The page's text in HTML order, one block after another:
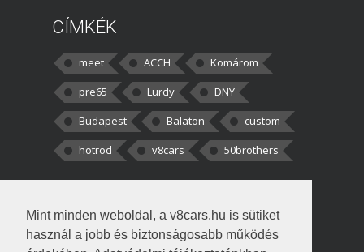
Mint minden weboldal, a v8cars.hu is sütiket
használ a jobb és biztonságosabb működés
CÍMKÉK
meet ACCH
Komárom
pre65
Lurdy
DNY
Budapest
Balaton
custom
hotrod
v8cars 50brothers
kortisz:Elszúrtam! Én csak két
darabbaal számoltam. Nem tudtam, hogy fél autót,